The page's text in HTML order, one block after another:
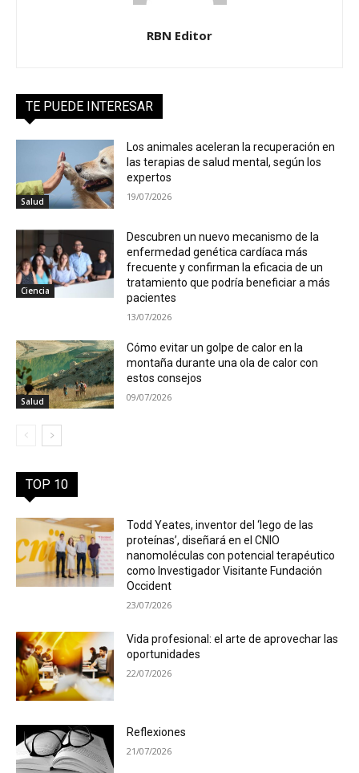
RBN Editor
TE PUEDE INTERESAR
Salud
Los animales aceleran la recuperación en
las terapias de salud mental, según los
expertos
19/07/2026
Ciencia
Descubren un nuevo mecanismo de la
enfermedad genética cardíaca más
frecuente y confirman la eficacia de un
tratamiento que podría beneficiar a más
pacientes
13/07/2026
Salud
Cómo evitar un golpe de calor en la
montaña durante una ola de calor con
estos consejos
09/07/2026
TOP 10
Todd Yeates, inventor del ‘lego de las
proteínas’, diseñará en el CNIO
nanomoléculas con potencial terapéutico
como Investigador Visitante Fundación
Occident
23/07/2026
Vida profesional: el arte de aprovechar las
oportunidades
22/07/2026
Reflexiones
21/07/2026